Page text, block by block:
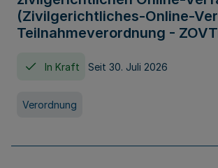
(Zivilgerichtliches-Online-
Teilnahmeverordnung -
In Kraft Seit 30. Juli 2026
Verordnung